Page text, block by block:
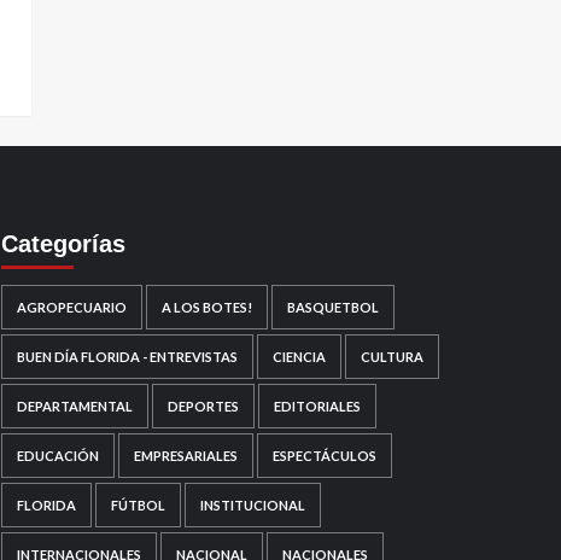
Categorías
AGROPECUARIO A LOS BOTES! BASQUETBOL
BUEN DÍA FLORIDA - ENTREVISTAS CIENCIA CULTURA
DEPARTAMENTAL DEPORTES EDITORIALES
EDUCACIÓN EMPRESARIALES ESPECTÁCULOS
FLORIDA FÚTBOL INSTITUCIONAL
INTERNACIONALES NACIONAL NACIONALES